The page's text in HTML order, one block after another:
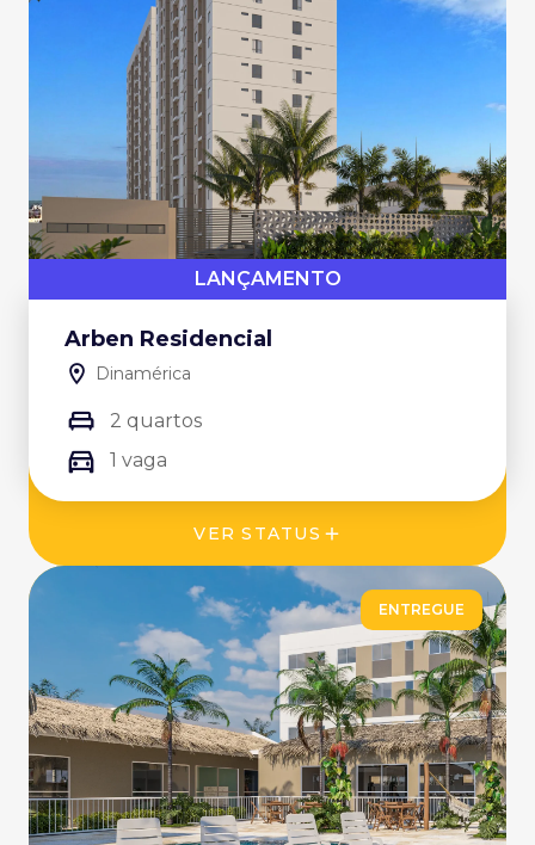
LANÇAMENTO
Arben Residencial
Dinamérica
2 quartos
1 vaga
VER STATUS
ENTREGUE